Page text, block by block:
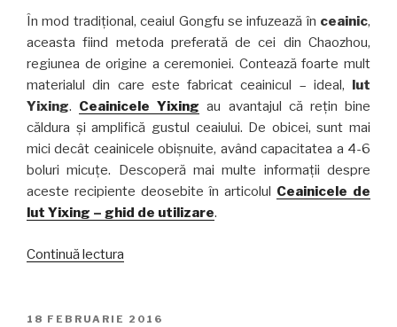
În mod tradițional, ceaiul Gongfu se infuzează în ceainic,
aceasta fiind metoda preferată de cei din Chaozhou,
regiunea de origine a ceremoniei. Contează foarte mult
materialul din care este fabricat ceainicul – ideal, lut
Yixing. Ceainicele Yixing au avantajul că rețin bine
căldura și amplifică gustul ceaiului. De obicei, sunt mai
mici decât ceainicele obișnuite, având capacitatea a 4-6
boluri micuțe. Descoperă mai multe informații despre
aceste recipiente deosebite în articolul Ceainicele de
lut Yixing – ghid de utilizare.
Continuă lectura
infuza
PUBLICAT
18 FEBRUARIE 2016